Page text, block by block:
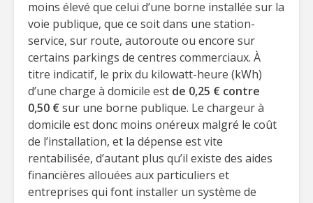
moins élevé que celui d’une borne installée sur la
voie publique, que ce soit dans une station-
service, sur route, autoroute ou encore sur
certains parkings de centres commerciaux. À
titre indicatif, le prix du kilowatt-heure (kWh)
d’une charge à domicile est de 0,25 € contre
0,50 €sur une borne publique. Le chargeur à
domicile est donc moins onéreux malgré le coût
de l’installation, et la dépense est vite
rentabilisée, d’autant plus qu’il existe des aides
financières allouées aux particuliers et
entreprises qui font installer un système de